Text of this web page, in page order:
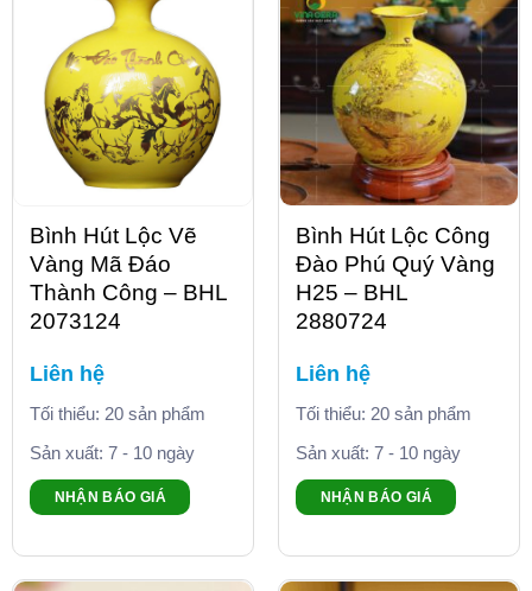
Bình Hút Lộc Vẽ
Vàng Mã Đáo
Thành Công – BHL
2073124
Liên hệ
Tối thiểu: 20 sản phẩm
Sản xuất: 7 - 10 ngày
NHẬN BÁO GIÁ
Bình Hút Lộc Công
Đào Phú Quý Vàng
H25 – BHL
2880724
Liên hệ
Tối thiểu: 20 sản phẩm
Sản xuất: 7 - 10 ngày
NHẬN BÁO GIÁ